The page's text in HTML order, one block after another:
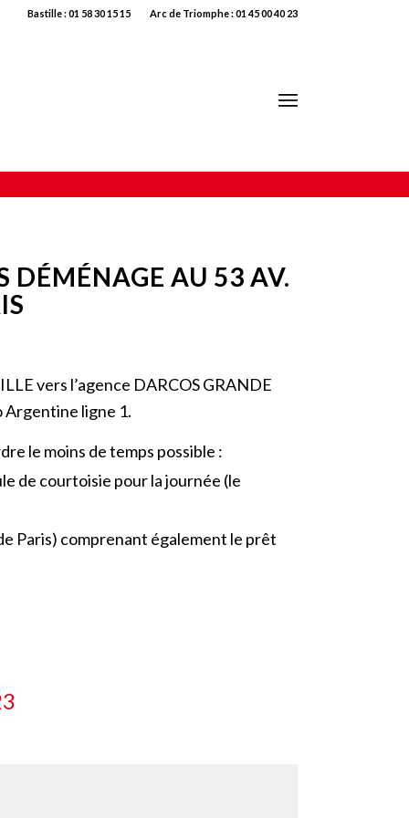
Bastille : 01 58 30 15 15 Arc de Triomphe : 01 45 00 40 23
DÉMÉNAGE AU 53 AV.
vers l’agence DARCOS GRANDE
Argentine ligne 1.
le moins de temps possible :
de courtoisie pour la journée (le
Paris) comprenant également le prêt